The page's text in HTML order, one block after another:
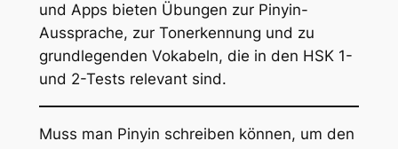
und Apps bieten Übungen zur Pinyin-
Aussprache, zur Tonerkennung und zu
grundlegenden Vokabeln, die in den HSK 1-
und 2-Tests relevant sind.
Muss man Pinyin schreiben können, um den